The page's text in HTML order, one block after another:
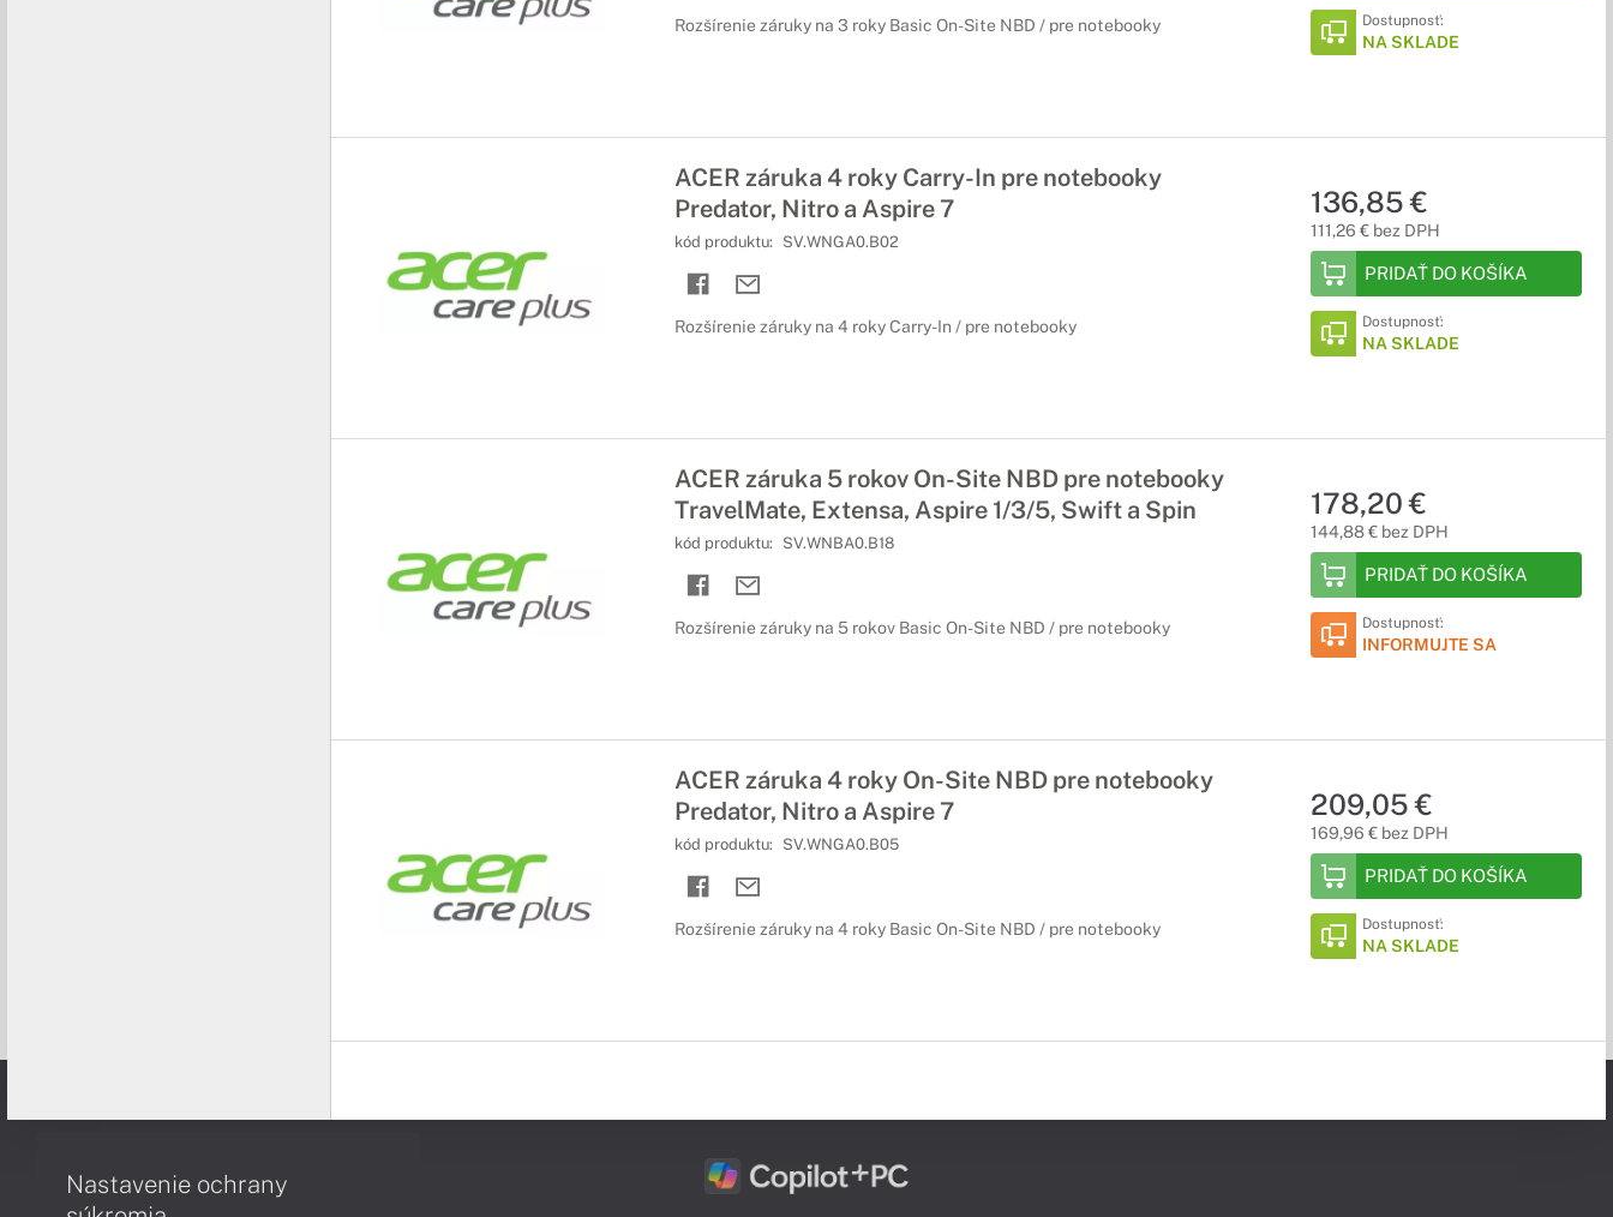
Rozšírenie záruky na 3 roky Basic On-Site NBD / pre notebooky Dostupnosť:
NA SKLADE
ACER záruka 4 roky Carry-In pre notebooky
Predator, Nitro a Aspire 7
kód produktu: SV.WNGA0.B02
Rozšírenie záruky na 4 roky Carry-In / pre notebooky
136,85 €
111,26 € bez DPH
PRIDAŤ DO KOŠÍKA
Dostupnosť:
NA SKLADE
ACER záruka 5 rokov On-Site NBD pre notebooky
TravelMate, Extensa, Aspire 1/3/5, Swift a Spin
kód produktu: SV.WNBA0.B18
Rozšírenie záruky na 5 rokov Basic On-Site NBD / pre notebooky
178,20 €
144,88 € bez DPH
PRIDAŤ DO KOŠÍKA
Dostupnosť:
INFORMUJTE SA
ACER záruka 4 roky On-Site NBD pre notebooky
Predator, Nitro a Aspire 7
kód produktu: SV.WNGA0.B05
Rozšírenie záruky na 4 roky Basic On-Site NBD / pre notebooky
209,05 €
169,96 € bez DPH
PRIDAŤ DO KOŠÍKA
Dostupnosť:
NA SKLADE
Nastavenie ochrany